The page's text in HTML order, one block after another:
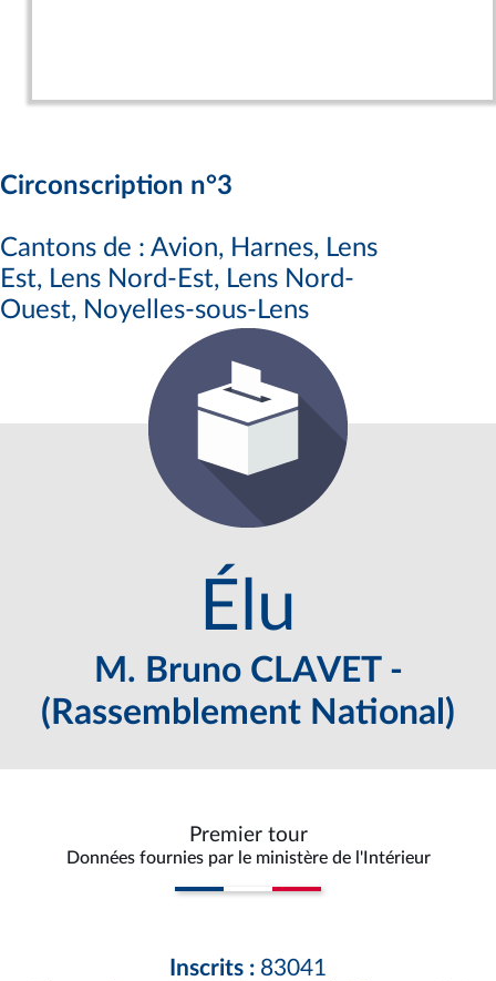
Circonscription n°3
Cantons de : Avion, Harnes, Lens
Est, Lens Nord-Est, Lens Nord-
Ouest, Noyelles-sous-Lens
Élu
M. Bruno CLAVET -
(Rassemblement National)
Premier tour
Données fournies par le ministère de l'Intérieur
Inscrits : 83041